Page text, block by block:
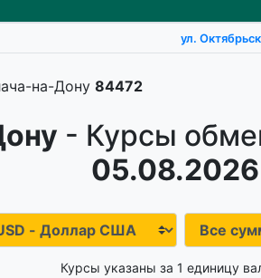
ул.
на-Дону 84472
- Курсы
05.08.2026
Курсы указаны за 1 единицу